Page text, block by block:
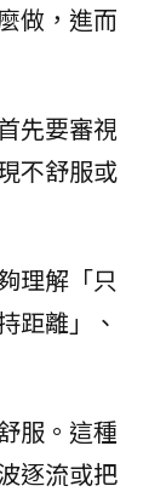
做，進而
先要審視
不舒服或
理解「只
距離」、
服。這種
逐流或把